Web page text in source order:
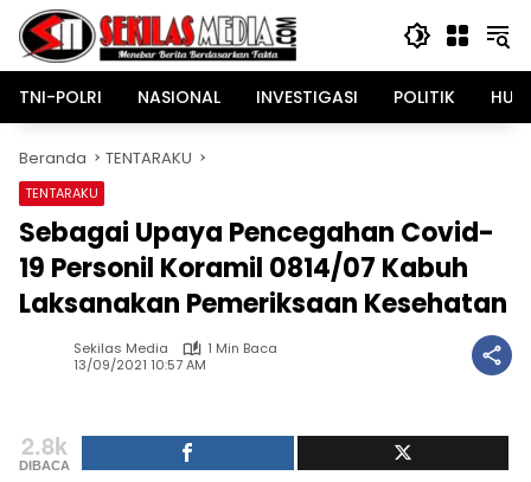
Langsung
konten
TNI-POLRI
NASIONAL INVESTIGASI POLITIK
Beranda TENTARAKU
TENTARAKU
Sebagai Upaya Pencegahan Covid-
19 Personil Koramil 0814/07 Kabuh
Laksanakan Pemeriksaan Kesehatan
Sekilas Media
1 Min Baca
13/09/2021 10:57 AM
2.8k
DIBACA